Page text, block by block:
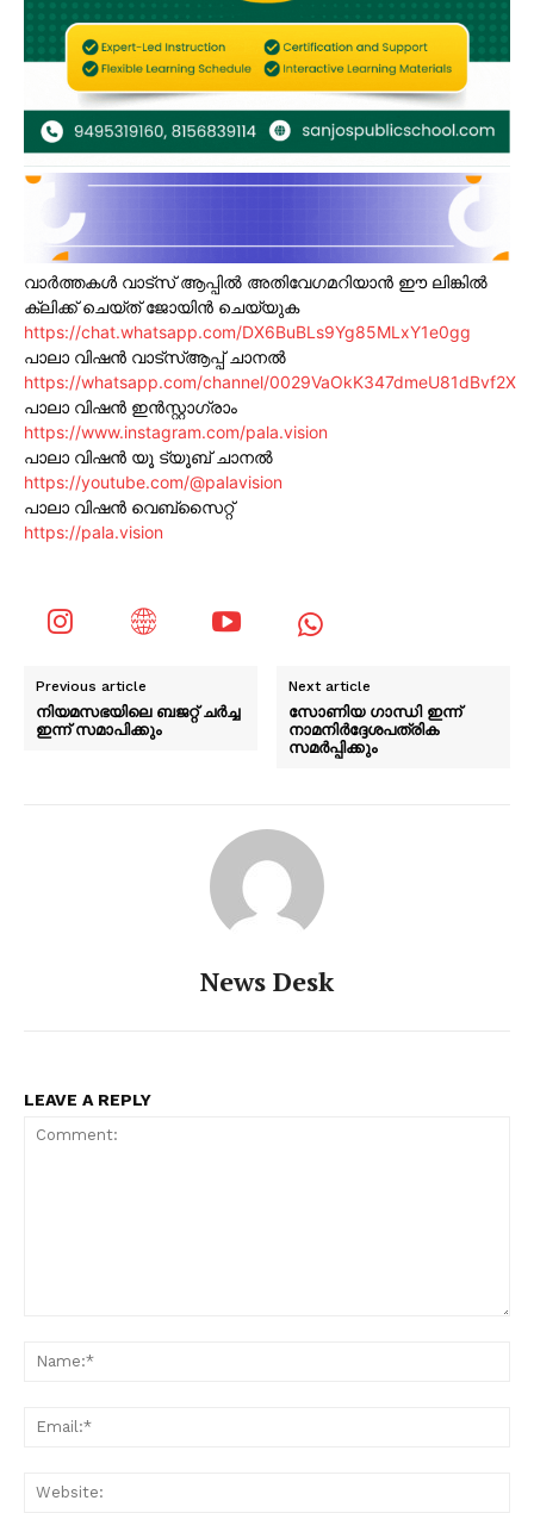
വാർത്തകൾ വാട്സ് ആപ്പിൽ അതിവേഗമറിയാൻ ഈ ലിങ്കിൽ
ക്ലിക്ക് ചെയ്ത് ജോയിൻ ചെയ്യുക
https://chat.whatsapp.com/DX6BuBLs9Yg85MLxY1e0gg
പാലാ വിഷൻ വാട്സ്ആപ്പ് ചാനൽ
https://whatsapp.com/channel/0029VaOkK347dmeU81dBvf2X
പാലാ വിഷൻ ഇൻസ്റ്റാഗ്രാം
https://www.instagram.com/pala.vision
പാലാ വിഷൻ യൂ ട്യൂബ് ചാനൽ
https://youtube.com/@palavision
പാലാ വിഷൻ വെബ്സൈറ്റ്
https://pala.vision
Previous article
നിയമസഭയിലെ ബജറ്റ് ചർച്ച
ഇന്ന് സമാപിക്കും
Next article
സോണിയ ഗാന്ധി ഇന്ന്
നാമനിർദ്ദേശപത്രിക
സമർപ്പിക്കും
News Desk
LEAVE A REPLY